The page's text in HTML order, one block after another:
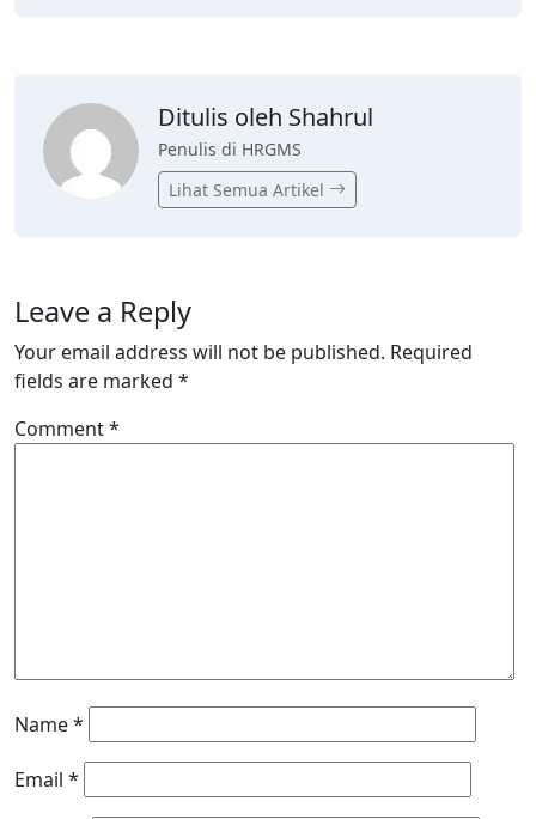
Ditulis oleh Shahrul
Penulis di HRGMS
Lihat Semua Artikel
Leave a Reply
Your email address will not be published. Required
fields are marked *
Comment*
Name*
Email *